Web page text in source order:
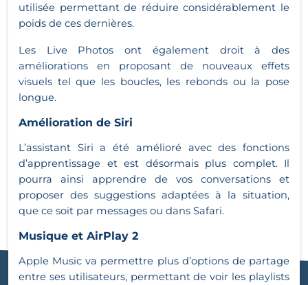
utilisée permettant de réduire considérablement le
poids de ces dernières.
Les Live Photos ont également droit à des
améliorations en proposant de nouveaux effets
visuels tel que les boucles, les rebonds ou la pose
longue.
Amélioration de Siri
L’assistant Siri a été amélioré avec des fonctions
d’apprentissage et est désormais plus complet. Il
pourra ainsi apprendre de vos conversations et
proposer des suggestions adaptées à la situation,
que ce soit par messages ou dans Safari.
Musique et AirPlay 2
Apple Music va permettre plus d’options de partage
entre ses utilisateurs, permettant de voir les playlists